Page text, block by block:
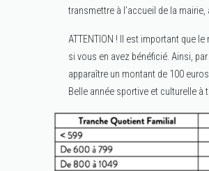
transmettre à l’accueil de la
ATTENTION ! Il est important que
si vous en avez bénéficié. Ainsi,
apparaître un montant de 100
Belle année sportive et culturelle à